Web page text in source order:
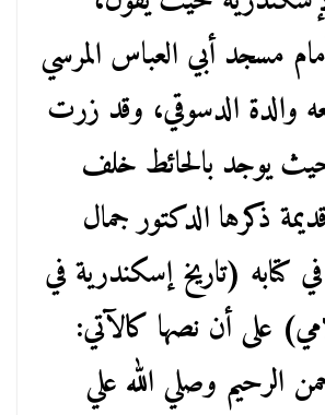
مسجد أبي العباس المرسي
والدة الدسوقي، وقد زرت
يوجد بالحائط خلف
ذكرها الدكتور جمال
كتابه (تاريخ إسكندرية في
على أن نصها كالآتي:
الرحيم وصلي الله علي